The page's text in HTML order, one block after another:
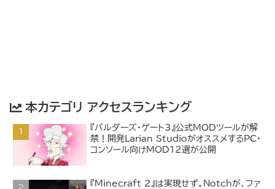
本カテゴリ アクセスランキング
『バルダーズ・ゲート3』公式MODツールが解
禁！開発Larian StudioがオススメするPC・
コンソール向けMOD12選が公開
『Minecraft 2』は実現せず。Notchが、ファ